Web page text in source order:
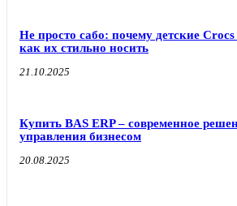
Не просто сабо: почему детские
как их стильно носить
21.10.2025
Купить BAS ERP – современное
управления бизнесом
20.08.2025